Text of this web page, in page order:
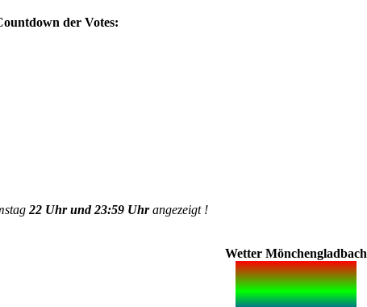
der Votes:
22 Uhr und 23:59 Uhrangezeigt !
Wetter Mönchengladbach